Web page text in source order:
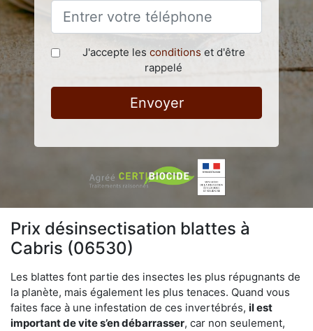
J'accepte les conditions et d'être
rappelé
Envoyer
Prix désinsectisation blattes à
Cabris (06530)
Les blattes font partie des insectes les plus répugnants de
la planète, mais également les plus tenaces. Quand vous
faites face à une infestation de ces invertébrés, il est
important de vite s’en débarrasser, car non seulement,